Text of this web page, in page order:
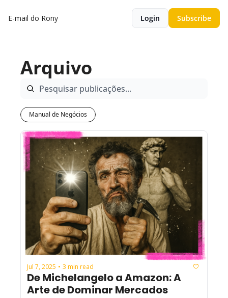
E-mail do Rony Login Subscribe
Arquivo
Manual de Negócios
Jul 7, 2025 • 3 min read
De Michelangelo a Amazon: A
Arte de Dominar Mercados